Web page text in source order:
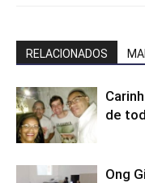
RELACIONADOS
de
Ong